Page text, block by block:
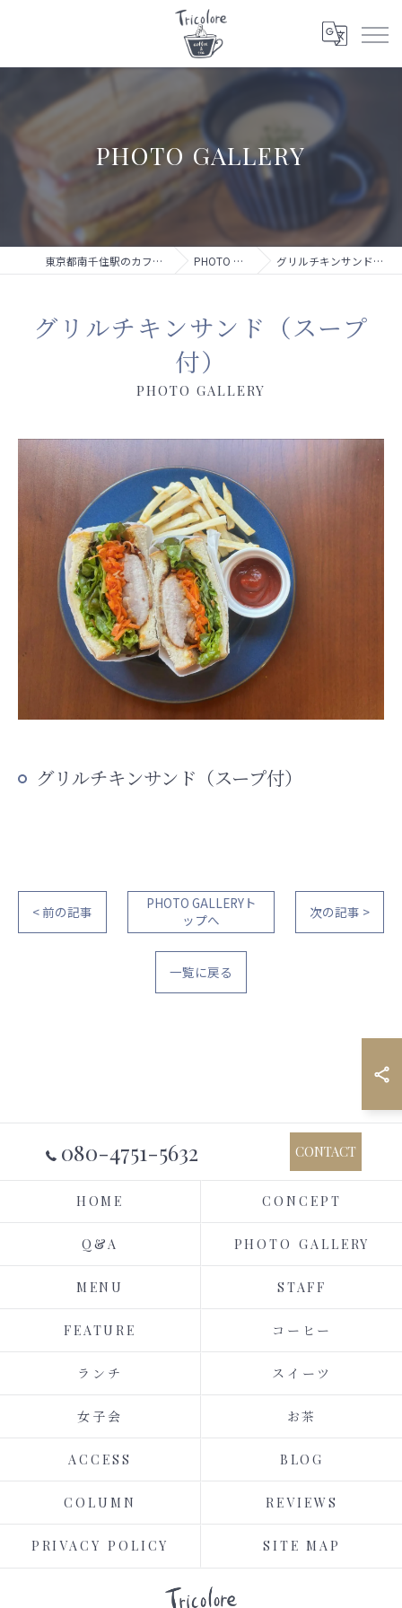
PHOTO GALLERY
東京都南千住駅のカフェならTricolore PHOTO GALLERY グリルチキンサンド（スープ付）
PHOTO GALLERY
グリルチキンサンド（スープ
付）
グリルチキンサンド（スープ付）
< 前の記事
PHOTO GALLERYト
ップへ
次の記事 >
一覧に戻る
080-4751-5632 CONTACT
HOME CONCEPT
Q&A PHOTO GALLERY
MENU STAFF
FEATURE コーヒー
ランチ スイーツ
女子会 お茶
ACCESS BLOG
COLUMN REVIEWS
PRIVACY POLICY SITE MAP